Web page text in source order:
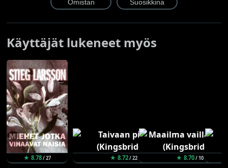
Käyttäjät lukeneet myös
★ 8.78/ 27 ★ 8.72/ 22 ★ 8.70/ 10